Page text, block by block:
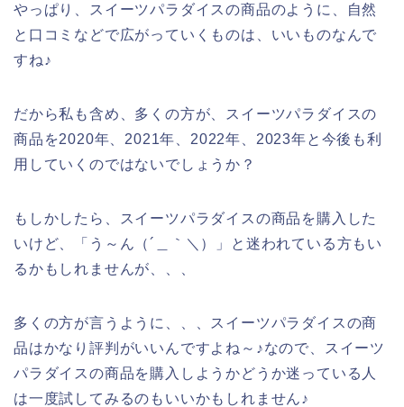
やっぱり、スイーツパラダイスの商品のように、自然
と口コミなどで広がっていくものは、いいものなんで
すね♪
だから私も含め、多くの方が、スイーツパラダイスの
商品を2020年、2021年、2022年、2023年と今後も利
用していくのではないでしょうか？
もしかしたら、スイーツパラダイスの商品を購入した
いけど、「う～ん（´＿｀＼）」と迷われている方もい
るかもしれませんが、、、
多くの方が言うように、、、スイーツパラダイスの商
品はかなり評判がいいんですよね～♪なので、スイーツ
パラダイスの商品を購入しようかどうか迷っている人
は一度試してみるのもいいかもしれません♪